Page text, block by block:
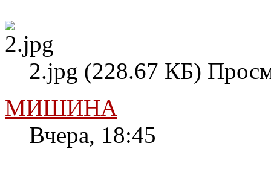
2.jpg (228.67 КБ)
МИШИНА
Вчера, 18:45